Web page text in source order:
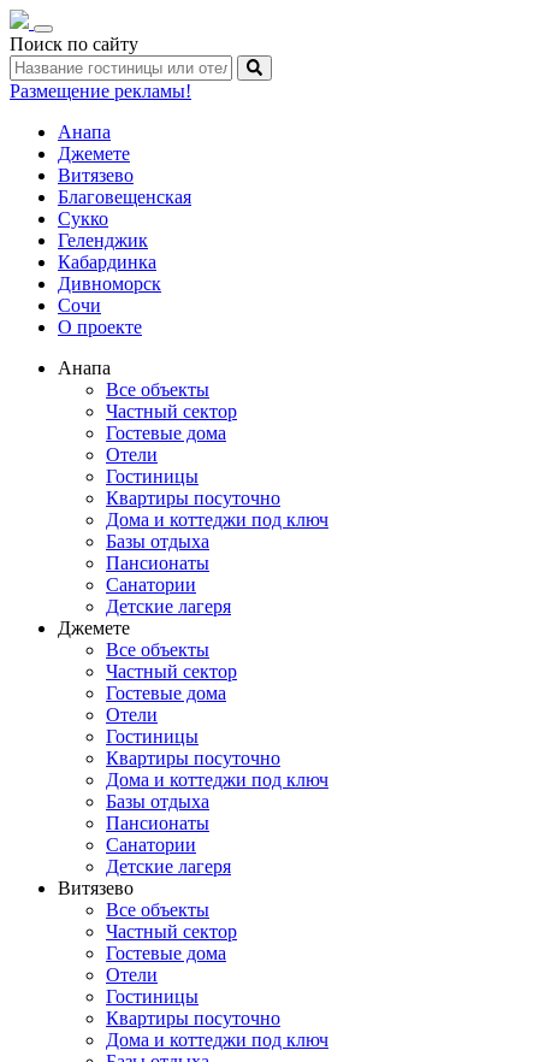
Toggle
navigation
Поиск по сайту
Размещение рекламы!
Анапа
Джемете
Витязево
Благовещенская
Сукко
Геленджик
Кабардинка
Дивноморск
Сочи
О проекте
Анапа
Все объекты
Частный сектор
Гостевые дома
Отели
Гостиницы
Квартиры посуточно
Дома и коттеджи под ключ
Базы отдыха
Пансионаты
Санатории
Детские лагеря
Джемете
Все объекты
Частный сектор
Гостевые дома
Отели
Гостиницы
Квартиры посуточно
Дома и коттеджи под ключ
Базы отдыха
Пансионаты
Санатории
Детские лагеря
Витязево
Все объекты
Частный сектор
Гостевые дома
Отели
Гостиницы
Квартиры посуточно
Дома и коттеджи под ключ